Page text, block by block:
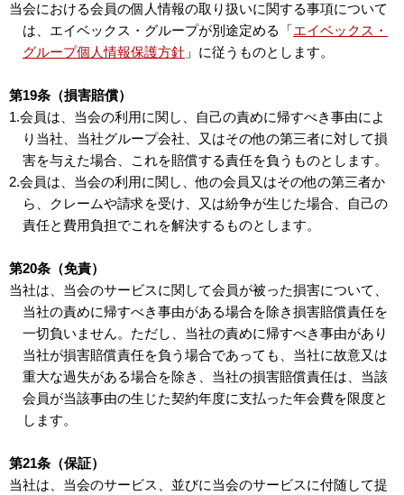
当会における会員の個人情報の取り扱いに関する事項について
は、エイベックス・グループが別途定める「エイベックス・
グループ個人情報保護方針 」に従うものとします。
第19条（損害賠償）
1.会員は、当会の利用に関し、自己の責めに帰すべき事由によ
り当社、当社グループ会社、又はその他の第三者に対して損
害を与えた場合、これを賠償する責任を負うものとします。
2.会員は、当会の利用に関し、他の会員又はその他の第三者か
ら、クレームや請求を受け、又は紛争が生じた場合、自己の
責任と費用負担でこれを解決するものとします。
第20条（免責）
当社は、当会のサービスに関して会員が被った損害について、
当社の責めに帰すべき事由がある場合を除き損害賠償責任を
一切負いません。ただし、当社の責めに帰すべき事由があり
当社が損害賠償責任を負う場合であっても、当社に故意又は
重大な過失がある場合を除き、当社の損害賠償責任は、当該
会員が当該事由の生じた契約年度に支払った年会費を限度と
します。
第21条（保証）
当社は、当会のサービス、並びに当会のサービスに付随して提